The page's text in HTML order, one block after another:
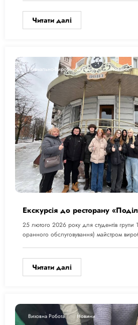
Читати далі
Навчально-Виробнича Робота Новини
Екскурсія до ресторану
25 лютого 2026 року для студентів групи
оранного обслуговування) майстром
Читати далі
Виховна Робота Новини